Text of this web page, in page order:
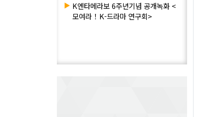
▶ K엔타메라보 6주년기념 공개녹화 <
모여라！K-드라마 연구회>